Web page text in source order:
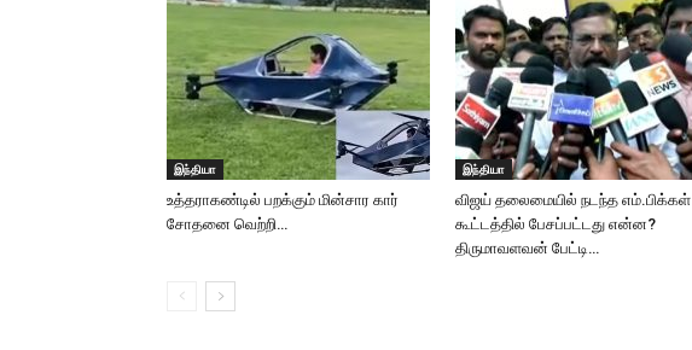
இந்தியா
உத்தராகண்டில் பறக்கும் மின்சார கார்
சோதனை வெற்றி…
இந்தியா
விஜய் தலைமையில் நடந்த எம்.பிக்கள்
கூட்டத்தில் பேசப்பட்டது என்ன?
திருமாவளவன் பேட்டி…